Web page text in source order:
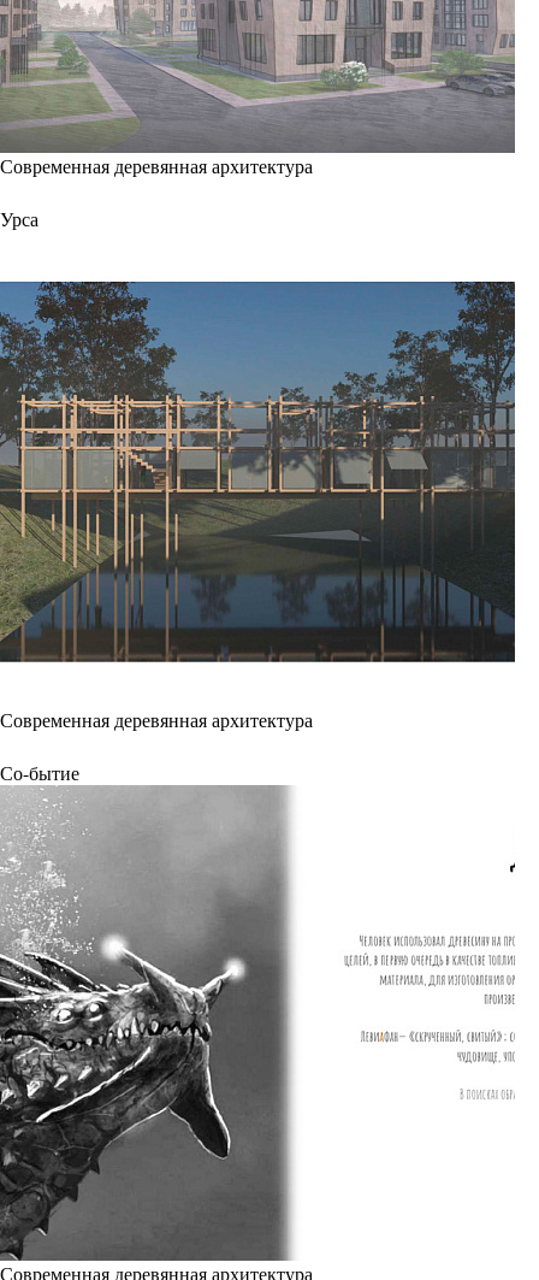
Современная деревянная архитектура
Урса
Современная деревянная архитектура
Со-бытие
Современная деревянная архитектура